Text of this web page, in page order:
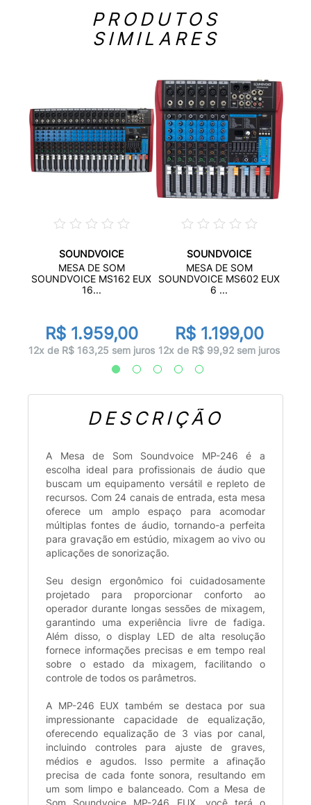
PRODUTOS
SIMILARES
SOUNDVOICE
MESA DE SOM
SOUNDVOICE MS162 EUX
16...
R$ 1.959,00
12x de R$ 163,25 sem juros
SOUNDVOICE
MESA DE SOM
SOUNDVOICE MS602 EUX
6 ...
R$ 1.199,00
12x de R$ 99,92 sem juros
DESCRIÇÃO
A Mesa de Som Soundvoice MP-246 é a
escolha ideal para profissionais de áudio que
buscam um equipamento versátil e repleto de
recursos. Com 24 canais de entrada, esta mesa
oferece um amplo espaço para acomodar
múltiplas fontes de áudio, tornando-a perfeita
para gravação em estúdio, mixagem ao vivo ou
aplicações de sonorização.
Seu design ergonômico foi cuidadosamente
projetado para proporcionar conforto ao
operador durante longas sessões de mixagem,
garantindo uma experiência livre de fadiga.
Além disso, o display LED de alta resolução
fornece informações precisas e em tempo real
sobre o estado da mixagem, facilitando o
controle de todos os parâmetros.
A MP-246 EUX também se destaca por sua
impressionante capacidade de equalização,
oferecendo equalização de 3 vias por canal,
incluindo controles para ajuste de graves,
médios e agudos. Isso permite a afinação
precisa de cada fonte sonora, resultando em
um som limpo e balanceado. Com a Mesa de
Som Soundvoice MP-246 EUX, você terá o